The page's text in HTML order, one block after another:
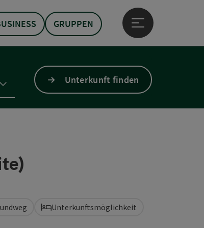
GRUPPEN
Hauptmenü öffnen
Unterkunft finden
Unterkunftsmöglichkeit